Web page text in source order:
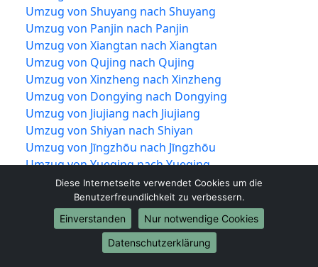
Umzug von Shuyang nach Shuyang
Umzug von Panjin nach Panjin
Umzug von Xiangtan nach Xiangtan
Umzug von Qujing nach Qujing
Umzug von Xinzheng nach Xinzheng
Umzug von Dongying nach Dongying
Umzug von Jiujiang nach Jiujiang
Umzug von Shiyan nach Shiyan
Umzug von Jīngzhōu nach Jīngzhōu
Umzug von Yueqing nach Yueqing
Umzug von Tengzhou nach Tengzhou
Umzug von Nan’an nach Nan’an
Umzug von Puning nach Puning
Umzug von Guigang nach Guigang
Umzug von Wenling nach Wenling
Diese Internetseite verwendet Cookies um die
Benutzerfreundlichkeit zu verbessern.
Einverstanden
Nur notwendige Cookies
Datenschutzerklärung